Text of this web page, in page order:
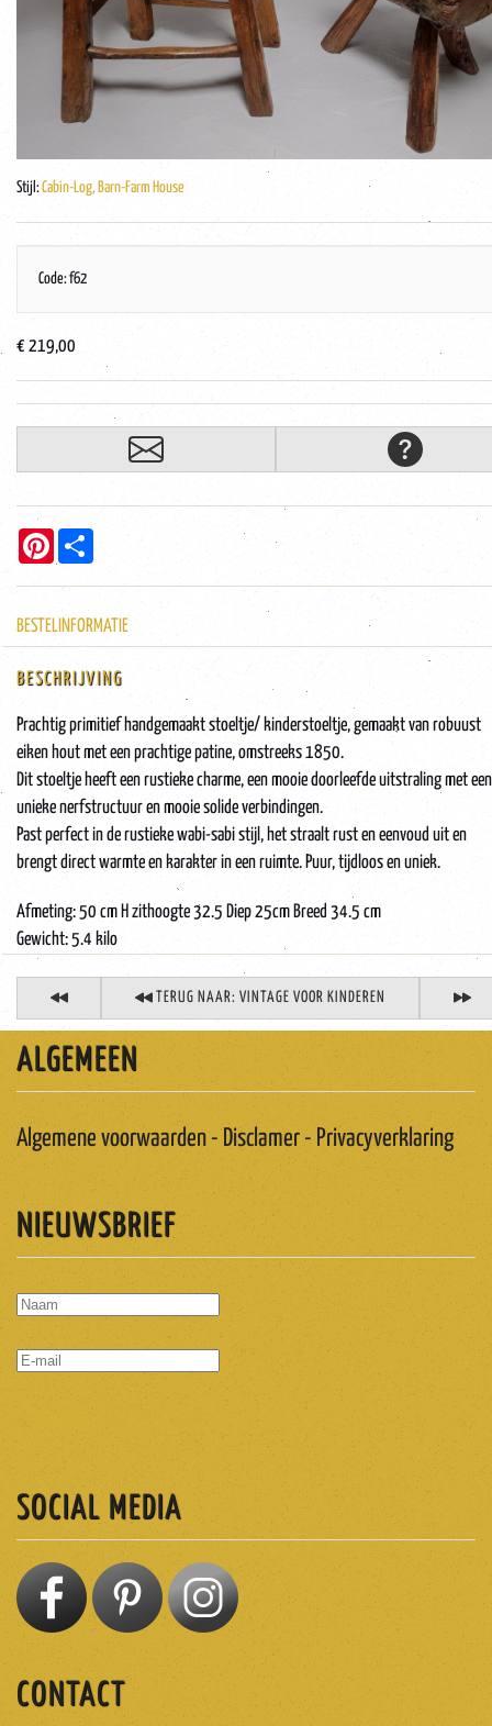
Stijl:Cabin-Log, Barn-Farm House
Code: f62
€ 219,00
Pinterest
BESTELINFORMATIE
BESCHRIJVING
Prachtig primitief handgemaakt stoeltje/ kinderstoeltje, gemaakt van robuust
eiken hout met een prachtige patine, omstreeks 1850.
Dit stoeltje heeft een rustieke charme, een mooie doorleefde uitstraling met een
unieke nerfstructuur en mooie solide verbindingen.
Past perfect in de rustieke wabi-sabi stijl, het straalt rust en eenvoud uit en
brengt direct warmte en karakter in een ruimte. Puur, tijdloos en uniek.
Afmeting: 50 cm H zithoogte 32.5 Diep 25cm Breed 34.5 cm
Gewicht: 5.4 kilo
TERUG NAAR: VINTAGE VOOR KINDEREN
ALGEMEEN
Algemene voorwaarden - Disclamer - Privacyverklaring
NIEUWSBRIEF
SOCIAL MEDIA
CONTACT